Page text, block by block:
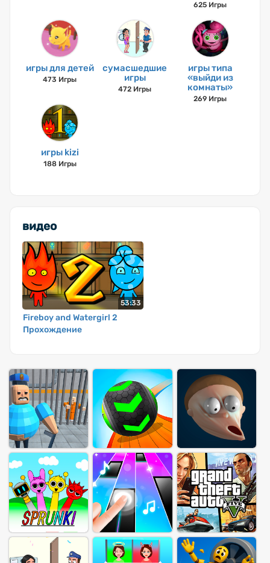
625 Игры
игры для детей
473 Игры
сумасшедшие
игры
472 Игры
игры типа
«выйди из
комнаты»
269 Игры
игры kizi
188 Игры
видео
53:33
Fireboy and Watergirl 2
Прохождение